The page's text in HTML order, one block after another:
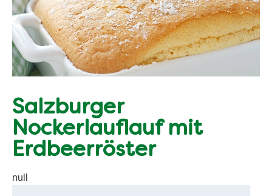
Salzburger
Nockerlauflauf mit
Erdbeerröster
null